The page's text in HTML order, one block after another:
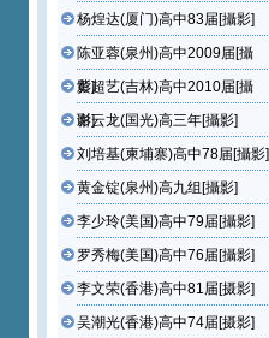
杨煌达(厦门)高中83届[攝影]
陈亚蓉(泉州)高中2009届[攝
影]
黄超艺(吉林)高中2010届[攝
影]
谢云龙(国光)高三年[攝影]
刘培基(柬埔寨)高中78届[攝影]
黄金锭(泉州)高九组[攝影]
李少玲(美国)高中79届[攝影]
罗秀梅(美国)高中76届[攝影]
李文荣(香港)高中81届[摄影]
吴潮光(香港)高中74届[摄影]